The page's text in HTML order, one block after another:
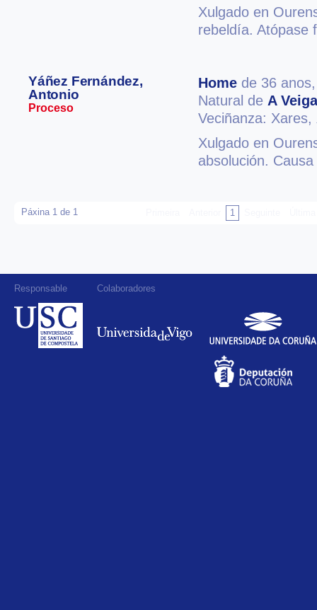
Xulgado en
rebeldía. Atópase
Yáñez Fernández,
Antonio
Proceso
Home de 36
Natural de A Veiga
Veciñanza: Xares,
Xulgado en
absolución.
Páxina 1 de 1 1
Responsable Colaboradores